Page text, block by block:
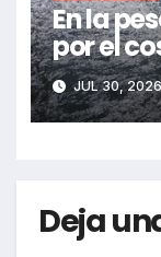
En la
por el
JUL 30,
Deja